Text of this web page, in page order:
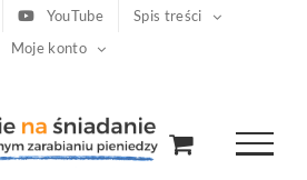
YouTube
Spis treści
Moje konto